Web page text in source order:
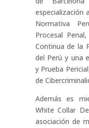
especialización
Normativa
Procesal
Continua de la
del Perú y una
y Prueba
de
Además es
White Collar
asociación de